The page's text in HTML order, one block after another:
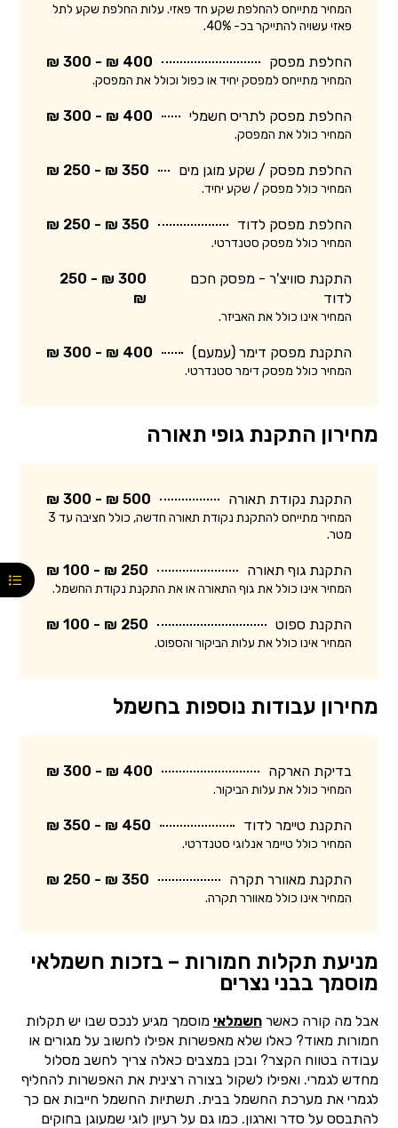
המחיר מתייחס להחלפת שקע חד פאזי. עלות החלפת שקע לתל
פאזי עשויה להתייקר בכ- 40%.
החלפת מפסק 400 ₪ - 300 ₪
המחיר מתייחס למפסק יחיד או כפול וכולל את המפסק.
החלפת מפסק לתריס חשמלי 400 ₪ - 300 ₪
המחיר כולל את המפסק.
החלפת מפסק / שקע מוגן מים 350 ₪ - 250 ₪
המחיר כולל מפסק / שקע יחיד.
החלפת מפסק לדוד 350 ₪ - 250 ₪
המחיר כולל מפסק סטנדרטי.
התקנת סוויצ'ר - מפסק חכם
לדוד
300 ₪ - 250
₪
המחיר אינו כולל את האביזר.
התקנת מפסק דימר (עמעם) 400 ₪ - 300 ₪
המחיר כולל מפסק דימר סטנדרטי.
מחירון התקנת גופי תאורה
התקנת נקודת תאורה 500 ₪ - 300 ₪
המחיר מתייחס להתקנת נקודת תאורה חדשה, כולל חציבה עד 3
מטר.
התקנת גוף תאורה 250 ₪ - 100 ₪
המחיר אינו כולל את גוף התאורה או את התקנת נקודת החשמל.
התקנת ספוט 250 ₪ - 100 ₪
המחיר אינו כולל את עלות הביקור והספוט.
מחירון עבודות נוספות בחשמל
בדיקת הארקה 400 ₪ - 300 ₪
המחיר כולל את עלות הביקור.
התקנת טיימר לדוד 450 ₪ - 350 ₪
המחיר כולל טיימר אנלוגי סטנדרטי.
התקנת מאוורר תקרה 350 ₪ - 250 ₪
המחיר אינו כולל מאוורר תקרה.
מניעת תקלות חמורות – בזכות חשמלאי
מוסמך בבני נצרים
אבל מה קורה כאשרחשמלאי מוסמך מגיע לנכס שבו יש תקלות
חמורות מאוד? כאלו שלא מאפשרות אפילו לחשוב על מגורים או
עבודה בטווח הקצר? ובכן במצבים כאלה צריך לחשב מסלול
מחדש לגמרי. ואפילו לשקול בצורה רצינית את האפשרות להחליף
לגמרי את מערכת החשמל בבית. תשתיות החשמל חייבות אם כך
להתבסס על סדר וארגון. כמו גם על רעיון לוגי שמעוגן בחוקים